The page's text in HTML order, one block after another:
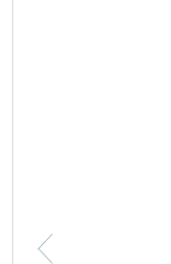
カーテン